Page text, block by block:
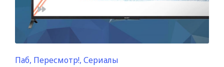
Posted
Паб Пересмотр! Сериалы